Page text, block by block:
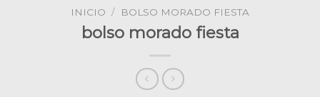
INICIO / BOLSO MORADO FIESTA
bolso morado fiesta